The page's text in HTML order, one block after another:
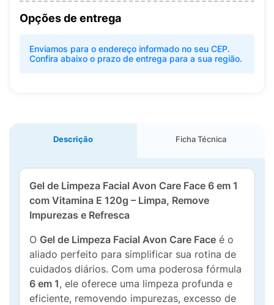
Opções de entrega
Enviamos para o endereço informado no seu CEP.
Confira abaixo o prazo de entrega para a sua região.
Descrição Ficha Técnica
Gel de Limpeza Facial Avon Care Face 6 em 1
com Vitamina E 120g – Limpa, Remove
Impurezas e Refresca
O Gel de Limpeza Facial Avon Care Face é o
aliado perfeito para simplificar sua rotina de
cuidados diários. Com uma poderosa fórmula
6 em 1, ele oferece uma limpeza profunda e
eficiente, removendo impurezas, excesso de